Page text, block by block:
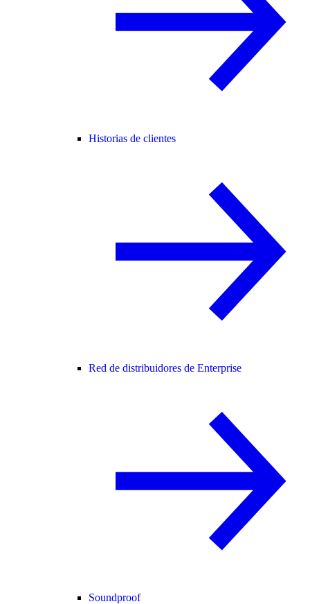
Historias de clientes
Red de distribuidores de Enterprise
Soundproof